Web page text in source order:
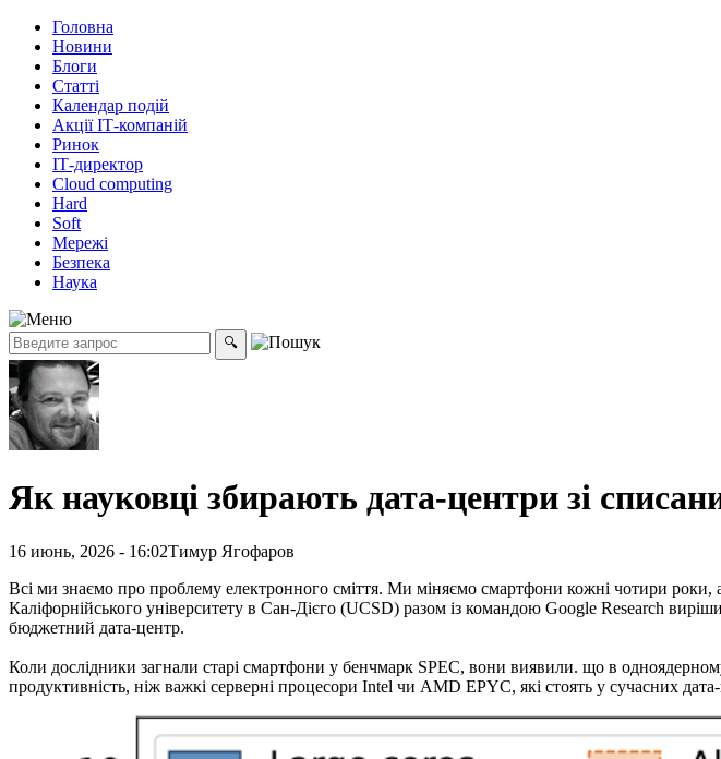
Головна
Новини
Блоги
Статті
Календар подій
Акції ІТ-компаній
Ринок
ІТ-директор
Cloud computing
Hard
Soft
Мережі
Безпека
Наука
Як науковці збирають дата-центри зі
16 июнь, 2026 - 16:02Тимур Ягофаров
Всі ми знаємо про проблему електронного сміття. Ми міняємо смартфони кожні чотири
Каліфорнійського університету в Сан-Дієго (UCSD) разом із командою Google Research
бюджетний дата-центр.
Коли дослідники загнали старі смартфони у бенчмарк SPEC, вони виявили. що в
продуктивність, ніж важкі серверні процесори Intel чи AMD EPYC, які стоять у сучасних